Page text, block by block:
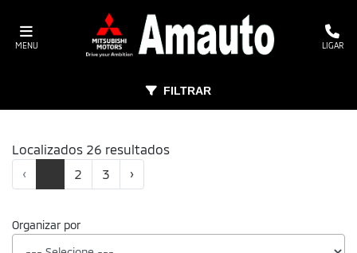
MENU LIGAR
Localizados 26 resultados
‹
2 3 ›
FILTRAR
Organizar por